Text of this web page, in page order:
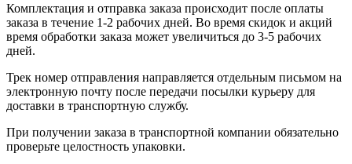
Комплектация и отправка заказа происходит после оплаты
заказа в течение 1-2 рабочих дней. Во время скидок и акций
время обработки заказа может увеличиться до 3-5 рабочих
дней.
Трек номер отправления направляется отдельным письмом на
электронную почту после передачи посылки курьеру для
доставки в транспортную службу.
При получении заказа в транспортной компании обязательно
проверьте целостность упаковки.